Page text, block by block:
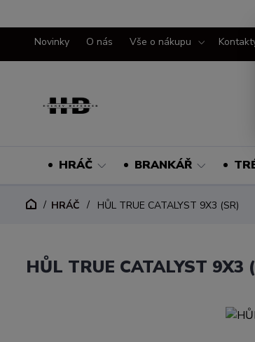
Novinky O nás Vše o nákupu
HRÁČ BRANKÁŘ
HRÁČ HŮL TRUE CATALYST 9X3 (SR)
HŮL TRUE CATALYST 9X3